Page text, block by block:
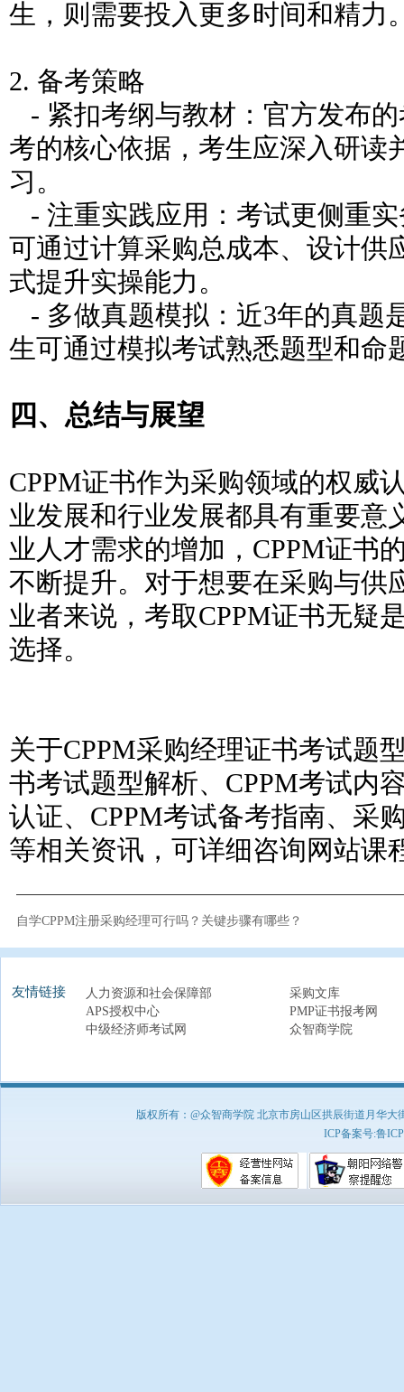
生，则需要投入更多时间和精力
2. 备考策略
- 紧扣考纲与教材：官方发布
考的核心依据，考生应深入研读
习。
- 注重实践应用：考试更侧重
可通过计算采购总成本、设计供
式提升实操能力。
- 多做真题模拟：近3年的真题
生可通过模拟考试熟悉题型和命
四、总结与展望
CPPM证书作为采购领域的权威
业发展和行业发展都具有重要意
业人才需求的增加，CPPM证书
不断提升。对于想要在采购与供
业者来说，考取CPPM证书无疑
选择。
关于CPPM采购经理证书考试题
书考试题型解析、CPPM考试内
认证、CPPM考试备考指南、采
等相关资讯，可详细咨询网站课
自学CPPM注册采购经理可行吗？关键步骤有哪些？
友情链接 人力资源和社会保障部
采购文库
APS授权中心
PMP证书报考网
中级经济师考试网
众智商学院
版权所有：@众智商学院 北京市房山区拱辰街道月华
ICP备案号:鲁